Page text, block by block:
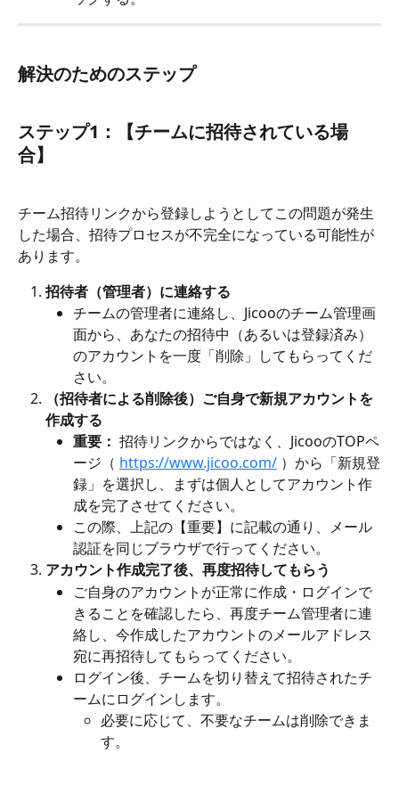
解決のためのステップ
ステップ1：【チームに招待されている場
合】
チーム招待リンクから登録しようとしてこの問題が発生
した場合、招待プロセスが不完全になっている可能性が
あります。
招待者（管理者）に連絡する
チームの管理者に連絡し、Jicooのチーム管理画
面から、あなたの招待中（あるいは登録済み）
のアカウントを一度「削除」してもらってくだ
さい。
（招待者による削除後）ご自身で新規アカウントを
作成する
重要： 招待リンクからではなく、JicooのTOPペ
ージ（ https://www.jicoo.com/ ）から「新規登
録」を選択し、まずは個人としてアカウント作
成を完了させてください。
この際、上記の【重要】に記載の通り、メール
認証を同じブラウザで行ってください。
アカウント作成完了後、再度招待してもらう
ご自身のアカウントが正常に作成・ログインで
きることを確認したら、再度チーム管理者に連
絡し、今作成したアカウントのメールアドレス
宛に再招待してもらってください。
ログイン後、チームを切り替えて招待されたチ
ームにログインします。
必要に応じて、不要なチームは削除できま
す。